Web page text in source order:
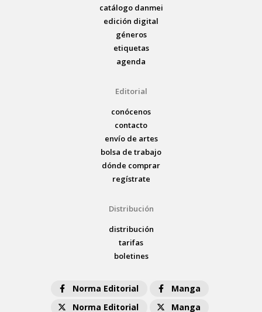
catálogo danmei
edición digital
géneros
etiquetas
agenda
Editorial
conócenos
contacto
envío de artes
bolsa de trabajo
dónde comprar
regístrate
Distribución
distribución
tarifas
boletines
Norma Editorial
Manga
Norma Editorial
Manga